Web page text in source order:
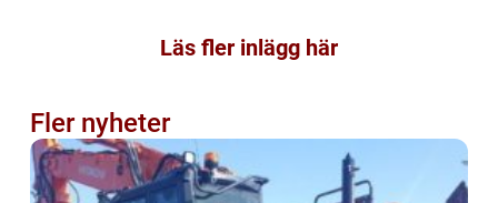
Läs fler inlägg här
Fler nyheter